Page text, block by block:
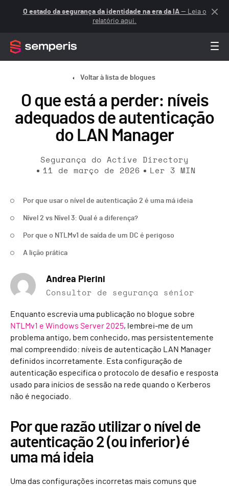
O estado da segurança da identidade na era da IA— Leia o
relatório aqui.
Voltar à lista de blogues
O que está a perder: níveis
adequados de autenticação
do LAN Manager
Segurança do Active Directory
11 de março de 2026
Ler 3 MIN
Por que usar o nível de autenticação 2 é uma má ideia
Nível 2 vs Nível 3: Qual é a diferença?
Por que o NTLMv1 de saída de um DC é perigoso
A lição prática
Andrea Pierini
Consultor de segurança sénior
Enquanto escrevia uma publicação no blogue sobre
NTLMv1 e Windows Server 2025, lembrei-me de um
problema antigo, bem conhecido, mas persistentemente
mal compreendido: níveis de autenticação LAN Manager
definidos incorretamente. Esta configuração de
autenticação especifica o protocolo de desafio e resposta
usado para inícios de sessão na rede quando o Kerberos
não é negociado.
Por que razão utilizar o nível de
autenticação 2 (ou inferior) é
uma má ideia
Uma das configurações incorretas mais comuns que